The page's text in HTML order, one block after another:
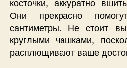
Они прекрасно
сантиметры. Не стоит
круглыми чашками,
расплющивают ваше